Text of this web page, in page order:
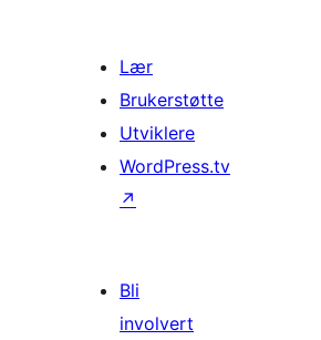
Lær
Brukerstøtte
Utviklere
WordPress.tv
↗
Bli
involvert